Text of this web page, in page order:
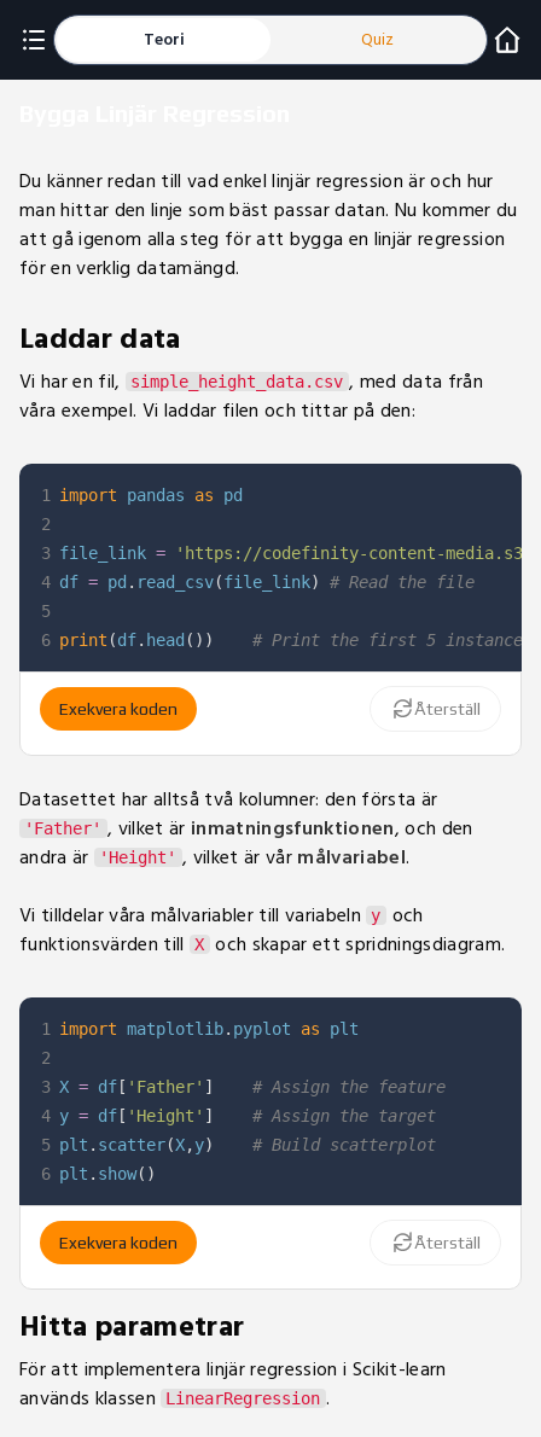
Teori Quiz
Du känner redan till vad enkel linjär regression är och hur
man hittar den linje som bäst passar datan. Nu kommer du
att gå igenom alla steg för att bygga en linjär regression
för en verklig datamängd.
Laddar data
Vi har en fil, simple_height_data.csv , med data från
våra exempel. Vi laddar filen och tittar på den:
1
2
3
4
5
6
import pandas as
file_link =
'https://codefinity-content-media.s3.eu-
df = pd . read_csv(file_link) # Read the file
print (df. head ( ) ) # Print the first 5 instances
Exekvera koden Återställ
Datasettet har alltså två kolumner: den första är
'Father' , vilket är inmatningsfunktionen, och den
andra är
'Height' , vilket är vårmålvariabel.
Vi tilldelar våra målvariabler till variabeln
y
och
funktionsvärden till
X och skapar ett spridningsdiagram.
1
2
3
4
5
6
import matplotlib. pyplot as
X = df [ 'Father' ]
# Assign the feature
y = df [ 'Height' ]
# Assign the target
plt . scatter(X,y)
# Build scatterplot
plt . show( )
Exekvera koden Återställ
Hitta parametrar
För att implementera linjär regression i Scikit-learn
används klassen
LinearRegression .